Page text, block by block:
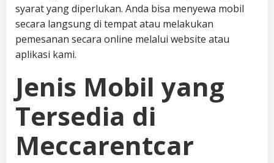
syarat yang diperlukan. Anda bisa menyewa mobil
secara langsung di tempat atau melakukan
pemesanan secara online melalui website atau
aplikasi kami.
Jenis Mobil yang
Tersedia di
Meccarentcar